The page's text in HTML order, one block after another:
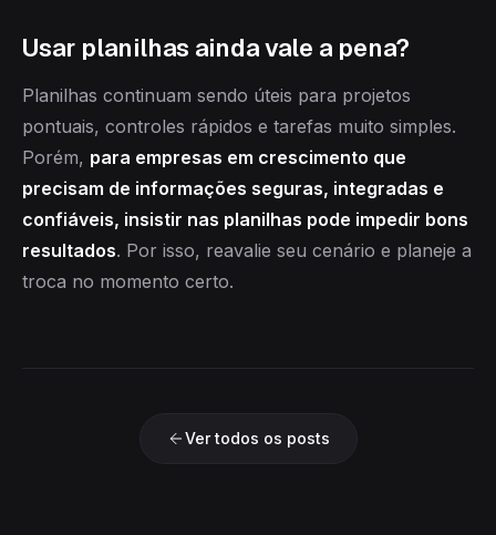
Usar planilhas ainda vale a pena?
Planilhas continuam sendo úteis para projetos
pontuais, controles rápidos e tarefas muito simples.
Porém, para empresas em crescimento que
precisam de informações seguras, integradas e
confiáveis, insistir nas planilhas pode impedir bons
resultados. Por isso, reavalie seu cenário e planeje a
troca no momento certo.
Ver todos os posts